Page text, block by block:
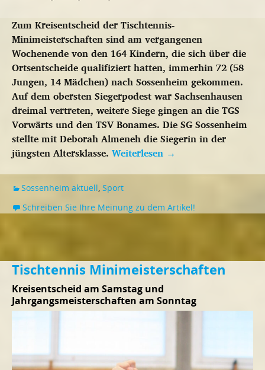
Zum Kreisentscheid der Tischtennis-
Minimeisterschaften sind am vergangenen
Wochenende von den 164 Kindern, die sich über die
Ortsentscheide qualifiziert hatten, immerhin 72 (58
Jungen, 14 Mädchen) nach Sossenheim gekommen.
Auf dem obersten Siegerpodest war Sachsenhausen
dreimal vertreten, weitere Siege gingen an die TGS
Vorwärts und den TSV Bonames. Die SG Sossenheim
stellte mit Deborah Almeneh die Siegerin in der
jüngsten Altersklasse. Weiterlesen →
Sossenheim aktuell, Sport
Schreiben Sie Ihre Meinung zu dem Artikel!
Tischtennis Minimeisterschaften
Kreisentscheid am Samstag und
Jahrgangsmeisterschaften am Sonntag